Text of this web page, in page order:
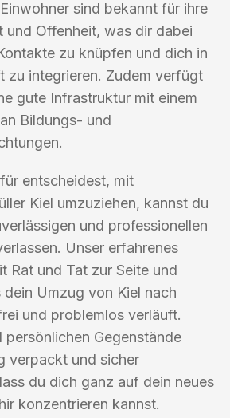
sind bekannt für ihre
und Offenheit, was dir dabei
zu knüpfen und dich in
zu integrieren. Zudem verfügt
gute Infrastruktur mit einem
Bildungs- und
entscheidest, mit
Kiel umzuziehen, kannst du
und professionellen
Unser erfahrenes
Rat und Tat zur Seite und
Umzug von Kiel nach
und problemlos verläuft.
persönlichen Gegenstände
verpackt und sicher
du dich ganz auf dein neues
konzentrieren kannst.